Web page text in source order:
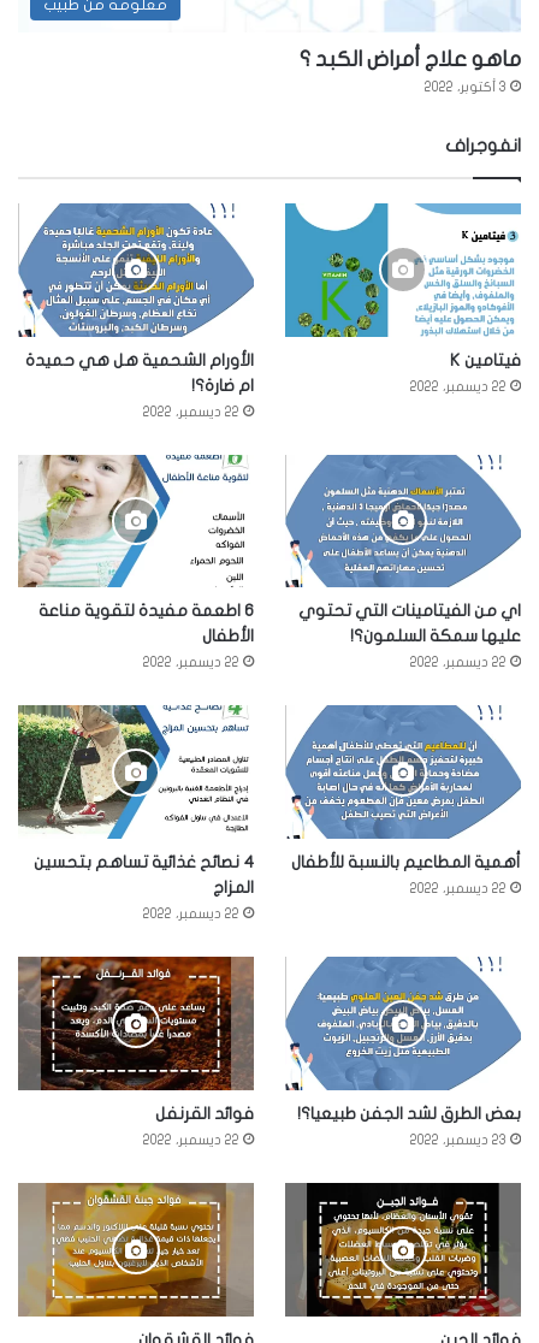
معلومة من طبيب
ماهو علاج أمراض الكبد ؟
3 أكتوبر، 2022
انفوجراف
فيتامين K
22 ديسمبر، 2022
الأورام الشحمية هل هي حميدة
ام ضارة؟!
22 ديسمبر، 2022
اي من الفيتامينات التي تحتوي
عليها سمكة السلمون؟!
22 ديسمبر، 2022
6 اطعمة مفيدة لتقوية مناعة
الأطفال
22 ديسمبر، 2022
أهمية المطاعيم بالنسبة للأطفال
22 ديسمبر، 2022
4 نصائح غذائية تساهم بتحسين
المزاج
22 ديسمبر، 2022
بعض الطرق لشد الجفن طبيعيا؟!
23 ديسمبر، 2022
فوائد القرنفل
22 ديسمبر، 2022